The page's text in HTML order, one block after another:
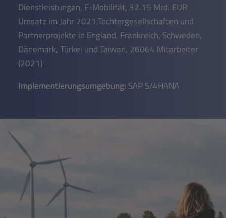
Dienstleistungen, E-Mobilität, 32.15 Mrd. EUR
Umsatz im Jahr 2021,Tochtergesellschaften und
Partnerprojekte in England, Frankreich, Schweden,
Dänemark, Türkei und Taiwan, 26064 Mitarbeiter
(2021)
Implementierungsumgebung: SAP S/4HANA